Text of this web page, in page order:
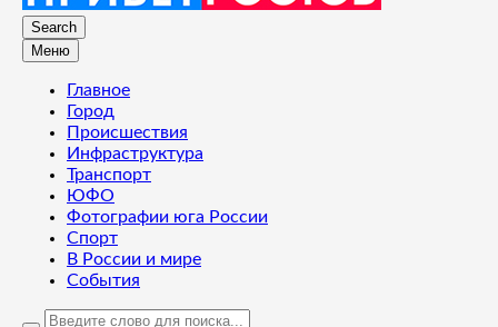
Search
Меню
Главное
Город
Происшествия
Инфраструктура
Транспорт
ЮФО
Фотографии юга России
Спорт
В России и мире
События